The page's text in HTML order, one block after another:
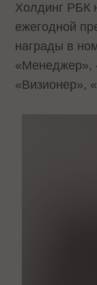
Холдинг РБК
ежегодной
награды в
«Менеджер»,
«Визионер»,